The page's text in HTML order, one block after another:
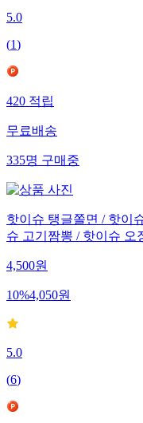
5.0
(1)
420적립
무료배송
335명구매중
핫이슈 탱글쫄면 / 핫이
슈 고기짬뽕 / 핫이슈 오
4,500원
10%4,050원
5.0
(6)